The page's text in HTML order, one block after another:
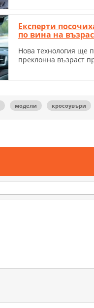
Експерти
по вина на
Нова технология ще
преклонна възраст
модели кросоувъри